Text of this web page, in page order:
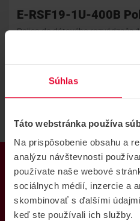
Súhlas
Táto webstránka používa
Na prispôsobenie obsahu a
analýzu návštevnosti
používate naše webové
sociálnych médií, inzercie a
skombinovať s ďalšími
keď ste používali ich služby.
PRODUKTY
E-RSF19-1U-400B
Polica do dátového rozvádzača
E-RSF19-